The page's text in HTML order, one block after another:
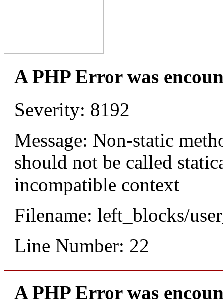
A PHP Error was
Severity: 8192
Message: Non-static
should not be called
incompatible context
Filename: left_blocks/
Line Number: 22
A PHP Error was